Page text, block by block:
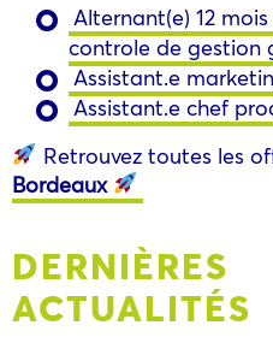
Alternant(e) 12
controle de gestion
Assistant.e
Assistant.e chef
Retrouvez toutes les
Bordeaux
DERNIÈRES
ACTUALITÉS